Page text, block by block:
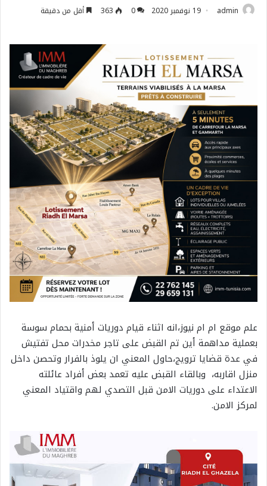
admin 19 نوفمبر 2020 0
363 أقل من دقيقة
علم موقع ام ام نيوز،انه اثناء قيام دوريات أمنية بحمام سوسة
بعملية مداهمة أين تم القبض على تاجر مخدرات محل تفتيش
في عدة قضايا ترويج،حاول المعني ان يلوذ بالفرار وتحصن داخل
منزل اقاربه، وبالقاء القبض عليه تعمد بعض أفراد عائلته
الاعتداء على دوريات الامن قبل التصدي لهم واقتياد المعني
لمركز الامن.